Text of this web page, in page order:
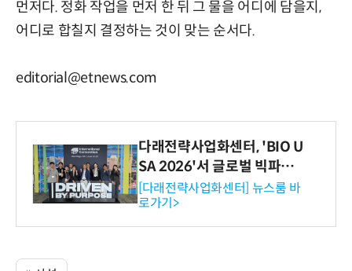
먼저다. 정화 작업을 먼저 한 뒤 그 물을 어디에 담을지,
어디로 합칠지 결정하는 것이 맞는 순서다.
editorial@etnews.com
다래전략사업화센터, 'BIO U
SA 2026'서 글로벌 빅파마
와의 비즈니스 미팅 지원…K
-바이오 해외 진출 교두보 확
보
[다래전략사업화센터] 뉴스룸 바
로가기>